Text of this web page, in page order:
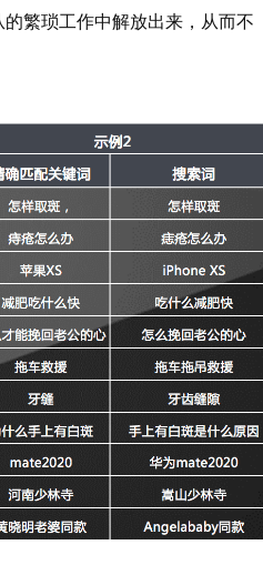
繁琐工作中解放出来，从而不